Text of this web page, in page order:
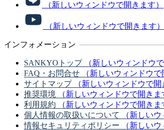
（新しいウィンドウで開きます）
（新しいウィンドウで開きます）
インフォメーション
SANKYOトップ
（新しいウィンドウ
FAQ・お問合せ
（新しいウィンドウで
サイトマップ
（新しいウィンドウで開
推奨環境
（新しいウィンドウで開きま
利用規約
（新しいウィンドウで開きま
個人情報の取扱いについて
（新しい
情報セキュリティポリシー
（新しい